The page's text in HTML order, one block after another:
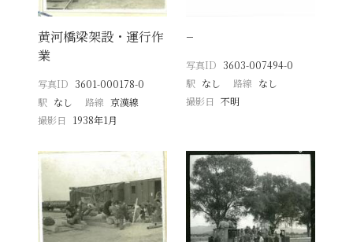
黄河橋梁架設・運行作
業
写真ID 3601-000178-0
駅 なし 路線 京漢線
撮影日
1938年1月
−
写真ID 3603-007494-0
駅 なし 路線 なし
撮影日 不明